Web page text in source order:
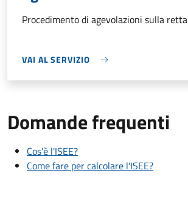
Procedimento di agevolazioni sulla retta
VAI AL SERVIZIO
Domande frequenti
Cos'è l'ISEE?
Come fare per calcolare l'ISEE?